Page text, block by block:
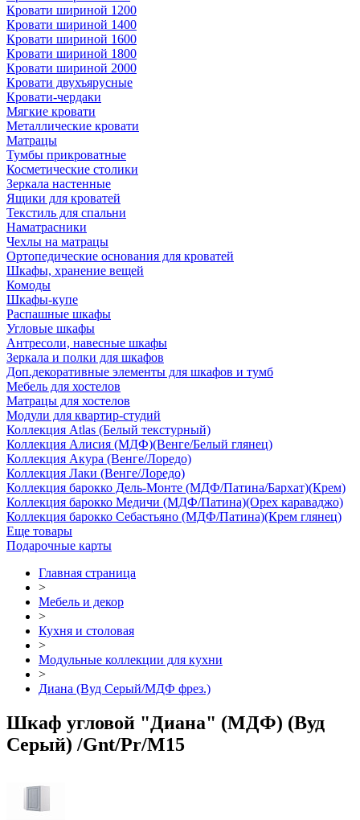
Кровати шириной 1200
Кровати шириной 1400
Кровати шириной 1600
Кровати шириной 1800
Кровати шириной 2000
Кровати двухъярусные
Кровати-чердаки
Мягкие кровати
Металлические кровати
Матрацы
Тумбы прикроватные
Косметические столики
Зеркала настенные
Ящики для кроватей
Текстиль для спальни
Наматрасники
Чехлы на матрацы
Ортопедические основания для кроватей
Шкафы, хранение вещей
Комоды
Шкафы-купе
Распашные шкафы
Угловые шкафы
Антресоли, навесные шкафы
Зеркала и полки для шкафов
Доп.декоративные элементы для шкафов и тумб
Мебель для хостелов
Матрацы для хостелов
Модули для квартир-студий
Коллекция Atlas (Белый текстурный)
Коллекция Алисия (МДФ)(Венге/Белый глянец)
Коллекция Акура (Венге/Лоредо)
Коллекция Лаки (Венге/Лоредо)
Коллекция барокко Дель-Монте (МДФ/Патина/Бархат)(Крем)
Коллекция барокко Медичи (МДФ/Патина)(Орех караваджо)
Коллекция барокко Себастьяно (МДФ/Патина)(Крем глянец)
Еще товары
Подарочные карты
Главная страница
>
Мебель и декор
>
Кухня и столовая
>
Модульные коллекции для кухни
>
Диана (Вуд Серый/МДФ фрез.)
Шкаф угловой "Диана" (МДФ) (Вуд
Серый) /Gnt/Pr/М15